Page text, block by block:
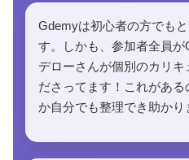
Gdemyは初心者の方でも
す。しかも、参加者全員が
デローさんが個別のカリキ
ださってます！これがあ
か自分でも整理でき助か